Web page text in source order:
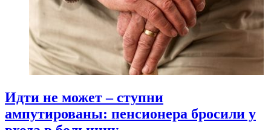
Идти не может – ступни
ампутированы: пенсионера бросили у